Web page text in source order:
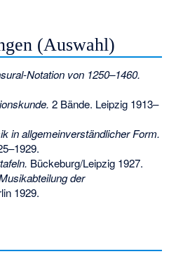
(Auswahl)
Notation von 1250–1460.
2 Bände. Leipzig 1913–
in allgemeinverständlicher Form.
Bückeburg/Leipzig 1927.
der
1929.